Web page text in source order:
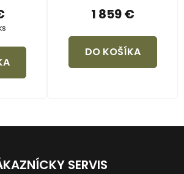
1 859 €
DO KOŠÍKA
SERVIS